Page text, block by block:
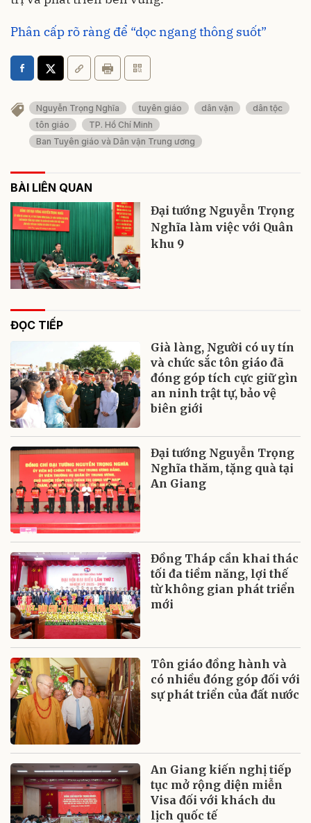
Phân cấp rõ ràng để “dọc ngang thông suốt”
Nguyễn Trọng Nghĩa tuyên giáo dân vận
dân tộc
tôn giáo
TP. Hồ Chí Minh
Ban Tuyên giáo và Dân vận Trung ương
BÀI LIÊN QUAN
Đại tướng Nguyễn Trọng
Nghĩa làm việc với Quân
khu 9
ĐỌC TIẾP
Già làng, Người có uy tín
và chức sắc tôn giáo đã
đóng góp tích cực giữ gìn
an ninh trật tự, bảo vệ
biên giới
Đại tướng Nguyễn Trọng
Nghĩa thăm, tặng quà tại
An Giang
Đồng Tháp cần khai thác
tối đa tiềm năng, lợi thế
từ không gian phát triển
mới
Tôn giáo đồng hành và
có nhiều đóng góp đối với
sự phát triển của đất nước
An Giang kiến nghị tiếp
tục mở rộng diện miễn
Visa đối với khách du
lịch quốc tế